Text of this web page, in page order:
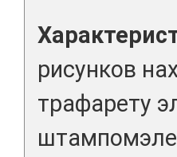
рисунков
трафарету